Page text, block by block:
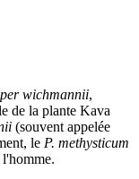
wichmannii,
de la plante Kava
(souvent appelée
le P. methysticum
l'homme.